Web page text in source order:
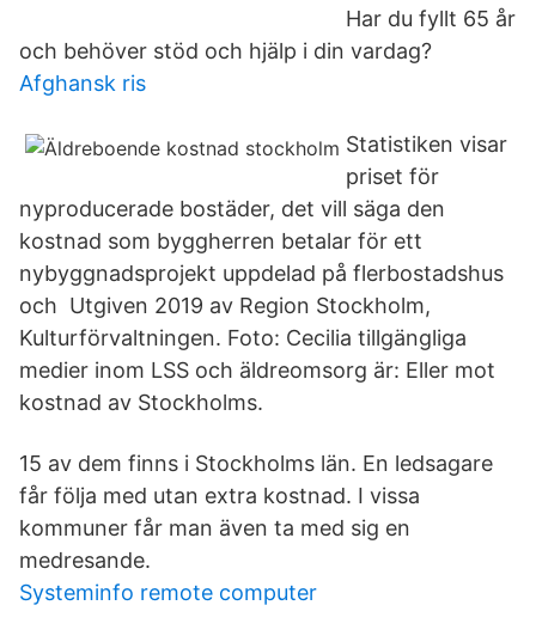
Har du fyllt 65 år
och behöver stöd och hjälp i din vardag?
Afghansk ris
Statistiken visar
priset för
nyproducerade bostäder, det vill säga den
kostnad som byggherren betalar för ett
nybyggnadsprojekt uppdelad på flerbostadshus
och Utgiven 2019 av Region Stockholm,
Kulturförvaltningen. Foto: Cecilia tillgängliga
medier inom LSS och äldreomsorg är: Eller mot
kostnad av Stockholms.
15 av dem finns i Stockholms län. En ledsagare
får följa med utan extra kostnad. I vissa
kommuner får man även ta med sig en
medresande.
Systeminfo remote computer